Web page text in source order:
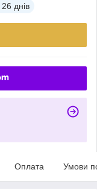
26 днів
Оплата Умови